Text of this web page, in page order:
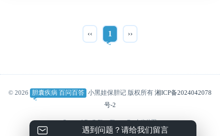
‹‹ 1 ››
© 2026 胆囊疾病 百问百答 小黑娃保胆记 版权所有 湘ICP备2024042078
号-2
Powered ByZ-BlogTheme By吉光片羽
遇到问题？请给我们留言